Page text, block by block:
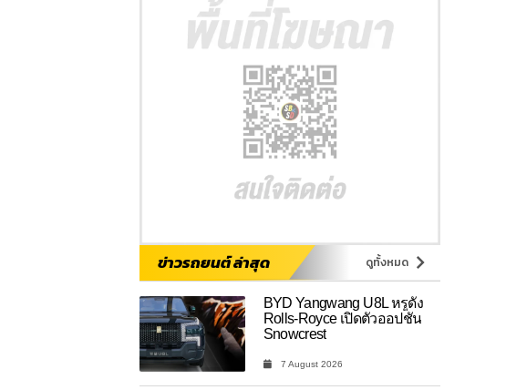
ข่าวรถยนต์ ล่าสุด ดูทั้งหมด
BYD Yangwang U8L หรูดั่ง
Rolls-Royce เปิดตัวออปชัน
Snowcrest
7 August 2026